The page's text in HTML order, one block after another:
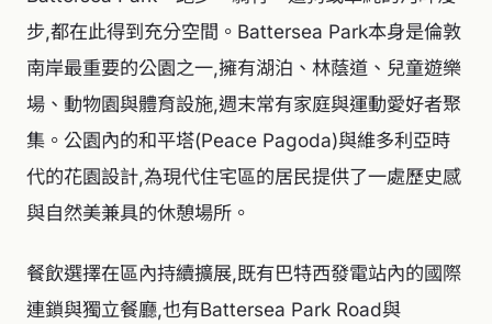
步,都在此得到充分空間。Battersea Park本身是倫敦
南岸最重要的公園之一,擁有湖泊、林蔭道、兒童遊樂
場、動物園與體育設施,週末常有家庭與運動愛好者聚
集。公園內的和平塔(Peace Pagoda)與維多利亞時
代的花園設計,為現代住宅區的居民提供了一處歷史感
與自然美兼具的休憩場所。
餐飲選擇在區內持續擴展,既有巴特西發電站內的國際
連鎖與獨立餐廳,也有Battersea Park Road與